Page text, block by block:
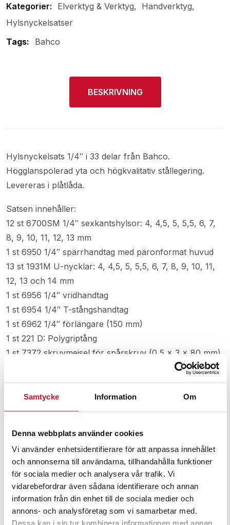
Samtycke Information Om
Denna webbplats använder cookies
Vi använder enhetsidentifierare för att anpassa innehållet
och annonserna till användarna, tillhandahålla funktioner
för sociala medier och analysera vår trafik. Vi
vidarebefordrar även sådana identifierare och annan
information från din enhet till de sociala medier och
annons- och analysföretag som vi samarbetar med.
Elverktyg & Verktyg
Handverktyg
Hylsnyckelsatser
Tags:
Bahco
BESKRIVNING
Hylsnyckelsats 1/4″ i 33 delar från Bahco.
Högglanspolerad yta och högkvalitativ stållegering.
Levereras i plåtlåda.
Satsen innehåller:
12 st 6700SM 1/4″ sexkantshylsor: 4, 4,5, 5, 5,5, 6, 7,
8, 9, 10, 11, 12, 13 mm
1 st 6950 1/4″ spärrhandtag med päronformat huvud
13 st 1931M U-nycklar: 4, 4,5, 5, 5,5, 6, 7, 8, 9, 10, 11,
12, 13 och 14 mm
1 st 6956 1/4″ vridhandtag
1 st 6954 1/4″ T-stångshandtag
1 st 6962 1/4″ förlängare (150 mm)
1 st 221 D: Polygriptång
1 st 7372 skruvmejsel för spårskruv (0,5 x 3 x 80 mm)
Standarder: ISO 1174 och DIN 3120
Relaterade produkter